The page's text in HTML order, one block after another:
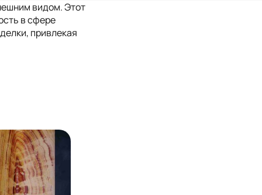
Травертин
Ливан
видом. Этот
в сфере
привлекая